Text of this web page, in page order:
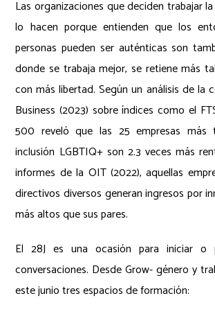
Las organizaciones que deciden trabajar
lo hacen porque entienden que los
personas pueden ser auténticas son
donde se trabaja mejor, se retiene más
con más libertad. Según un análisis de la
Business (2023) sobre índices como el
500 reveló que las 25 empresas más
inclusión LGBTIQ+ son 2.3 veces más
informes de la OIT (2022), aquellas
directivos diversos generan ingresos por
más altos que sus pares.
El 28J es una ocasión para iniciar o
conversaciones. Desde Grow- género y
este junio tres espacios de formación: